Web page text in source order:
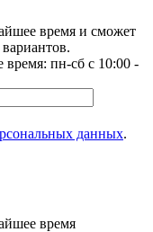
время и сможет
время: пн-сб с 10:00 -
данных.
время